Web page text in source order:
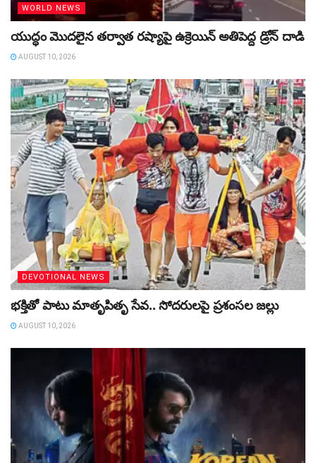
WORLD NEWS
యుద్ధం మొదలైన తర్వాత రష్యాపై ఉక్రెయిన్‌ అతిపెద్ద డ్రోన్‌ దాడి
AUGUST 10, 2026
DEVOTIONAL NEWS
భక్తితో పాటు మాతృపితృ సేవ.. సోదరులపై ప్రశంసల జల్లు
AUGUST 10, 2026